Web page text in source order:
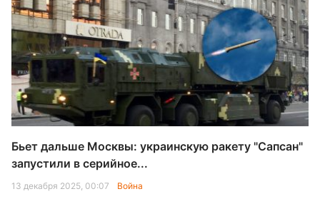
Бьет дальше Москвы: украинскую ракету "Сапсан"
запустили в серийное...
13 декабря 2025, 00:07 Война